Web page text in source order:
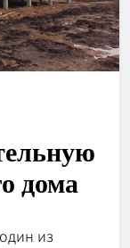
дома
из